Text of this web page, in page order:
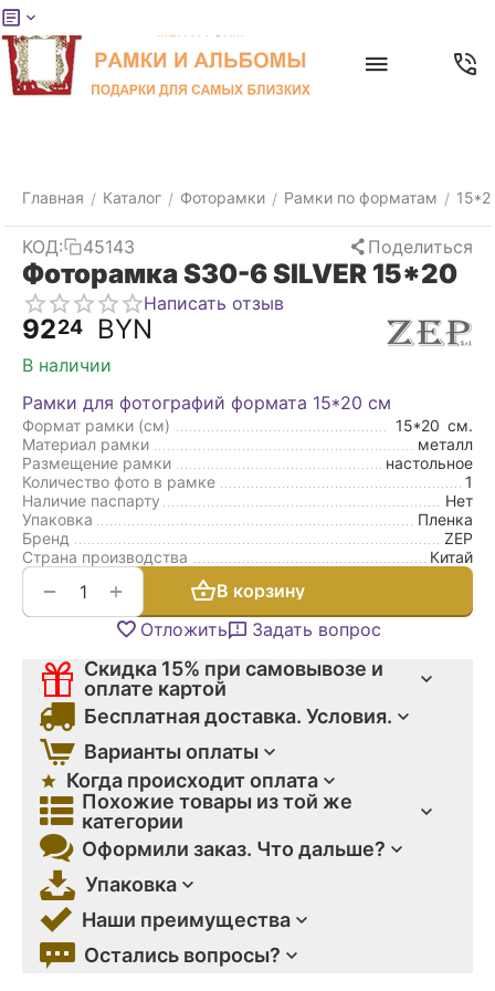
Главная / Каталог / Фоторамки / Рамки по форматам /
КОД: 45143 Поделиться
Фоторамка S30-6 SILVER 15*20
Написать отзыв
9224 BYN
В наличии
Рамки для фотографий формата 15*20 см
Формат рамки (см) 15*20 см.
Материал рамки
металл
Размещение рамки
настольное
Количество фото в рамке
1
Наличие паспарту
Нет
Упаковка
Пленка
Бренд
ZEP
Страна производства
Китай
+
−
В корзину
Отложить
Задать вопрос
Скидка 15% при самовывозе и
оплате картой
Бесплатная доставка. Условия.
Варианты оплаты
Когда происходит оплата
Похожие товары из той же
категории
Оформили заказ. Что дальше?
Упаковка
Наши преимущества
Остались вопросы?
Меню
товары